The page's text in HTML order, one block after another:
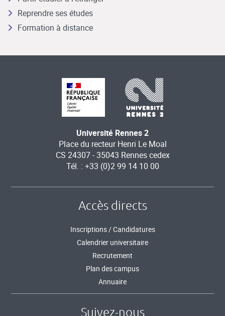
Reprendre ses études
Formation à distance
Université Rennes 2
Place du recteur Henri Le Moal
CS 24307 - 35043 Rennes cedex
Tél. : +33 (0)2 99 14 10 00
Accès directs
Inscriptions / Candidatures
Calendrier universitaire
Recrutement
Plan des campus
Annuaire
Suivez-nous